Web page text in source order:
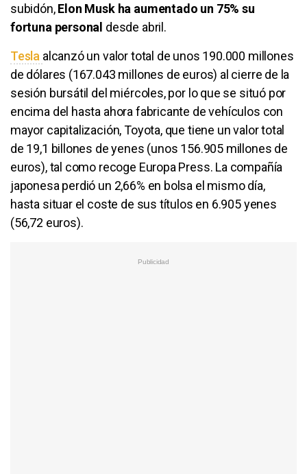
subidón,Elon Musk ha aumentado un 75% su
fortuna personal desde abril.
Tesla alcanzó un valor total de unos 190.000 millones
de dólares (167.043 millones de euros) al cierre de la
sesión bursátil del miércoles, por lo que se situó por
encima del hasta ahora fabricante de vehículos con
mayor capitalización, Toyota, que tiene un valor total
de 19,1 billones de yenes (unos 156.905 millones de
euros), tal como recoge Europa Press. La compañía
japonesa perdió un 2,66% en bolsa el mismo día,
hasta situar el coste de sus títulos en 6.905 yenes
(56,72 euros).